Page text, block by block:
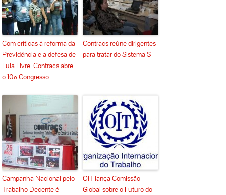
Com críticas à reforma da
Previdência e a defesa de
Lula Livre, Contracs abre
o 10º Congresso
Contracs reúne dirigentes
para tratar do Sistema S
Campanha Nacional pelo
Trabalho Decente é
OIT lança Comissão
Global sobre o Futuro do